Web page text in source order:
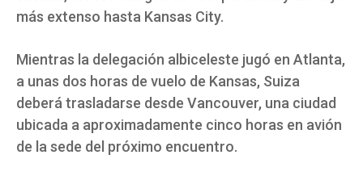
más extenso hasta Kansas City.
Mientras la delegación albiceleste jugó en Atlanta,
a unas dos horas de vuelo de Kansas, Suiza
deberá trasladarse desde Vancouver, una ciudad
ubicada a aproximadamente cinco horas en avión
de la sede del próximo encuentro.